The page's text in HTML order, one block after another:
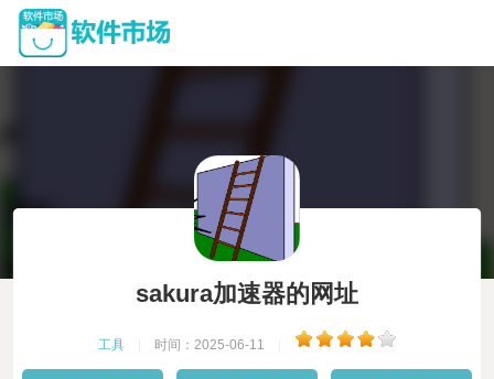
sakura加速器的网址
工具 时间：2025-06-11